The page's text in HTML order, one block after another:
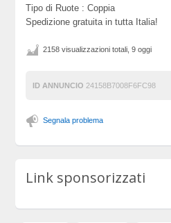
Tipo di Ruote : Coppia
Spedizione gratuita in tutta Italia!
2158 visualizzazioni totali, 9 oggi
ID ANNUNCIO 24158B7008F6FC98
Segnala problema
Link sponsorizzati